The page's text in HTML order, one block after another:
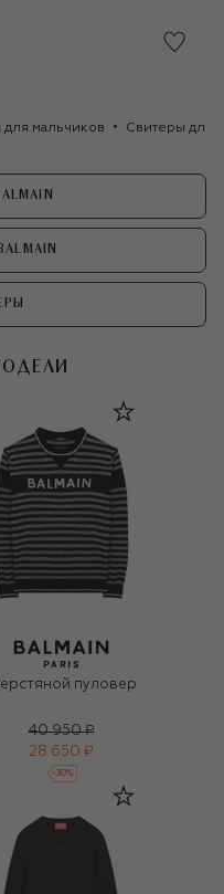
мальчиков Свитеры для
пуловер
40 950 ₽
28 650 ₽
-30%